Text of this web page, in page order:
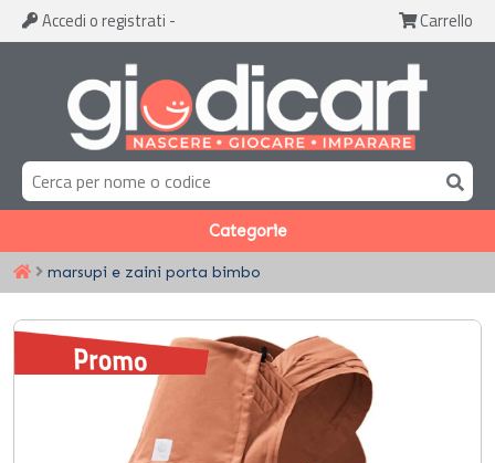
Accedi o registrati - Carrello
Categorie
marsupi e zaini porta bimbo